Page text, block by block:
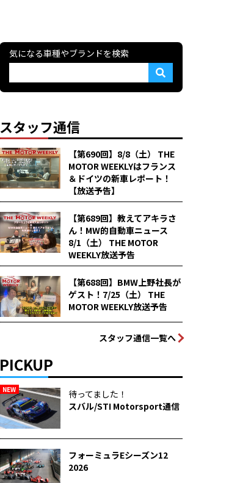
気になる車種やブランドを検索
スタッフ通信
【第690回】8/8（土） THE
MOTOR WEEKLYはフランス
＆ドイツの新車レポート！
【放送予告】
【第689回】教えてアキラさ
ん！MW的自動車ニュース
8/1（土） THE MOTOR
WEEKLY放送予告
【第688回】BMW上野社長が
ゲスト！7/25（土） THE
MOTOR WEEKLY放送予告
スタッフ通信一覧へ
PICKUP
NEW
待ってました！
スバル/STI Motorsport通信
フォーミュラEシーズン12
2026